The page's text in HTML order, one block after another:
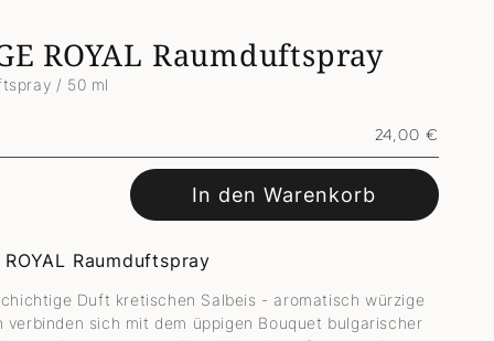
ROYAL Raumduftspray
/ 50 ml
Normaler
Preis
24,00 €
In den Warenkorb
ROYAL Raumduftspray
Duft kretischen Salbeis - aromatisch würzige
verbinden sich mit dem üppigen Bouquet bulgarischer